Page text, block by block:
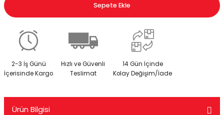
Sepete Ekle
2-3 İş Günü
İçerisinde Kargo
Hızlı ve Güvenli
Teslimat
14 Gün İçinde
Kolay Değişim/İade
Ürün Bilgisi